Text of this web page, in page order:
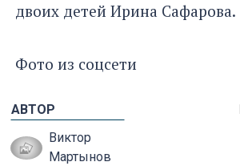
двоих детей Ирина Сафарова.
Фото из соцсети
АВТОР
Виктор
Мартынов